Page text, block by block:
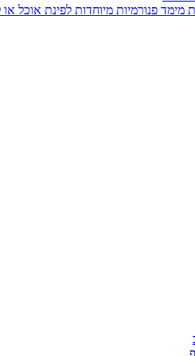
מימד פנורמיות מיוחדות לפינת אוכל או